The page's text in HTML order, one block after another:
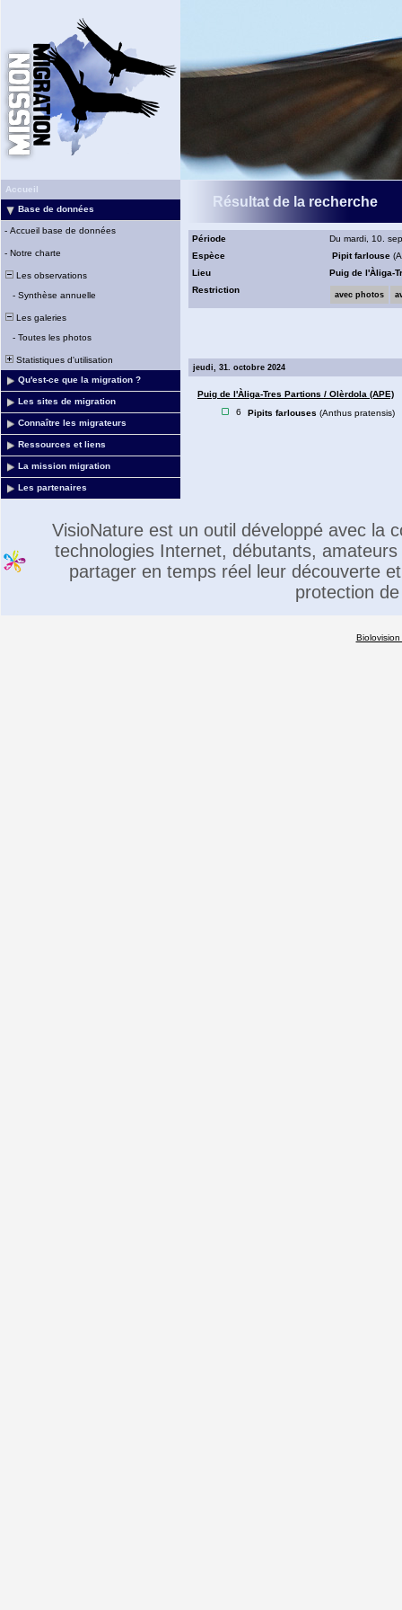
Accueil
Base de données
- Accueil base de données
- Notre charte
Les observations
- Synthèse annuelle
Les galeries
- Toutes les photos
Statistiques d'utilisation
Qu'est-ce que la migration ?
Les sites de migration
Connaître les migrateurs
Ressources et liens
La mission migration
Les partenaires
Résultat de la recherche
Période
Du mardi, 10.
Espèce
Pipit farlouse
Lieu
Puig de l'Àliga-
Restriction
avec photos
jeudi, 31. octobre 2024
Puig de l'Àliga-Tres Partions / Olèrdola (APE)
6
Pipits farlouses (Anthus pratensis)
VisioNature est un outil développé avec la
technologies Internet, débutants,
partager en temps réel leur découverte
protection
Biolovision